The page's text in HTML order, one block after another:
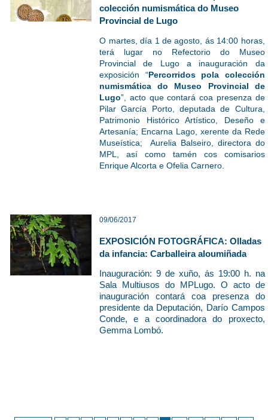
colección numismática do Museo
Provincial de Lugo
O martes, día 1 de agosto, ás 14:00 horas,
terá lugar no Refectorio do Museo
Provincial de Lugo a inauguración da
exposición “Percorridos pola colección
numismática do Museo Provincial de
Lugo”, acto que contará coa presenza de
Pilar García Porto, deputada de Cultura,
Patrimonio Histórico Artístico, Deseño e
Artesanía; Encarna Lago, xerente da Rede
Museística; Aurelia Balseiro, directora do
MPL, así como tamén cos comisarios
Enrique Alcorta e Ofelia Carnero.
09/06/2017
EXPOSICIÓN FOTOGRÁFICA: Olladas
da infancia: Carballeira aloumiñada
Inauguración: 9 de xuño, ás 19:00 h. na
Sala Multiusos do MPLugo. O acto de
inauguración contará coa presenza do
presidente da Deputación, Darío Campos
Conde, e a coordinadora do proxecto,
Gemma Lombó.